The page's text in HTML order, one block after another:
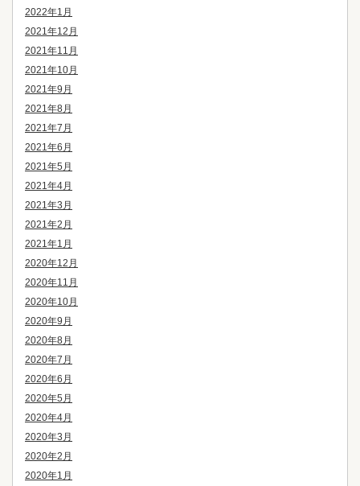
2022年1月
2021年12月
2021年11月
2021年10月
2021年9月
2021年8月
2021年7月
2021年6月
2021年5月
2021年4月
2021年3月
2021年2月
2021年1月
2020年12月
2020年11月
2020年10月
2020年9月
2020年8月
2020年7月
2020年6月
2020年5月
2020年4月
2020年3月
2020年2月
2020年1月